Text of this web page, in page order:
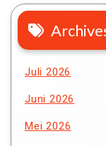
Juli 2026
Juni 2026
Mei 2026